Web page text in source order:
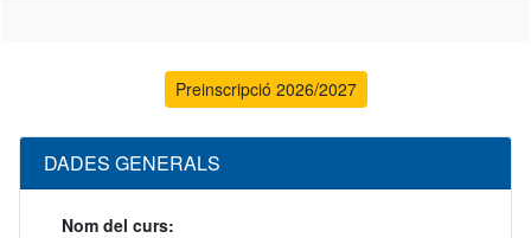
Preinscripció 2026/2027
DADES GENERALS
Nom del curs: